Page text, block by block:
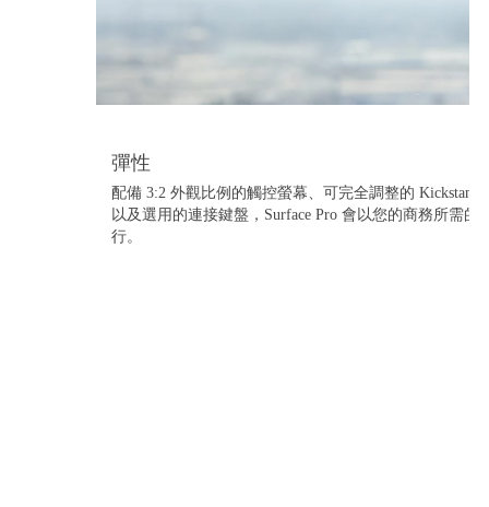
彈性
配備 3:2 外觀比例的觸控螢幕、可完全調整的 Kickstand
以及選用的連接鍵盤，Surface Pro 會以您的商務所需的
行。